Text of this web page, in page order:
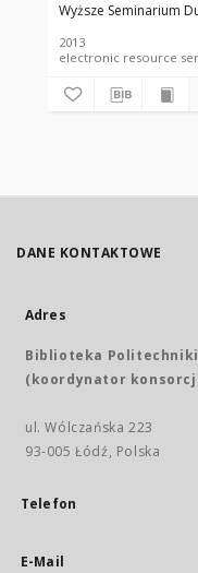
Wyższe Seminarium
2013
electronic
DANE KONTAKTOWE
Adres
Biblioteka
(koordynator
ul. Wólczańska 223
93-005 Łódź, Polska
Telefon
E-Mail